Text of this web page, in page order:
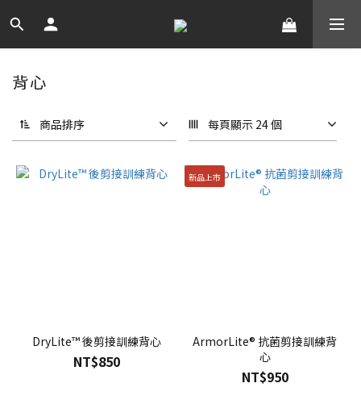
背心
商品排序 每頁顯示 24 個
DryLite™ 後剪接訓練背心
NT$850
新品上市
ArmorLite® 抗菌剪接訓練背
心
NT$950